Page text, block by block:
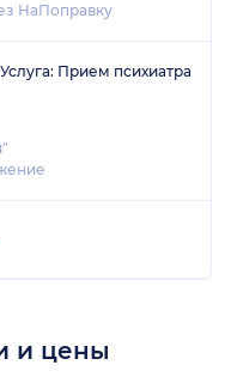
НаПоправку
Услуга: Прием психиатра
и цены